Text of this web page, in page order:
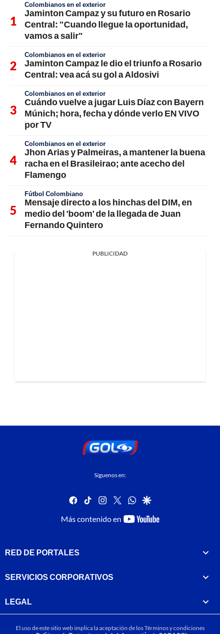
Colombianos en el exterior
Jaminton Campaz y su futuro en Rosario
Central: "Cuando llegue la oportunidad,
vamos a salir"
Colombianos en el exterior
Jaminton Campaz le dio el triunfo a Rosario
Central: vea acá su gol a Aldosivi
Colombianos en el exterior
Cuándo vuelve a jugar Luis Díaz con Bayern
Múnich; hora, fecha y dónde verlo EN VIVO
por TV
Colombianos en el exterior
Jhon Arias y Palmeiras, a mantener la buena
racha en el Brasileirao; ante acecho del
Flamengo
Fútbol Colombiano
Mensaje directo a los hinchas del DIM, en
medio del 'boom' de la llegada de Juan
Fernando Quintero
PUBLICIDAD
Síguenos en:
facebook
tiktok instagram
twitterwhatsapp
google
Más contenido en
youtube-
RED DE PORTALES
SERVICIOS CORPORATIVOS
LEGAL
El uso de este sitio web implica la aceptación de losTérminos y condiciones